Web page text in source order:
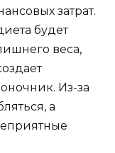
затрат.
будет
веса,
Из-за
а